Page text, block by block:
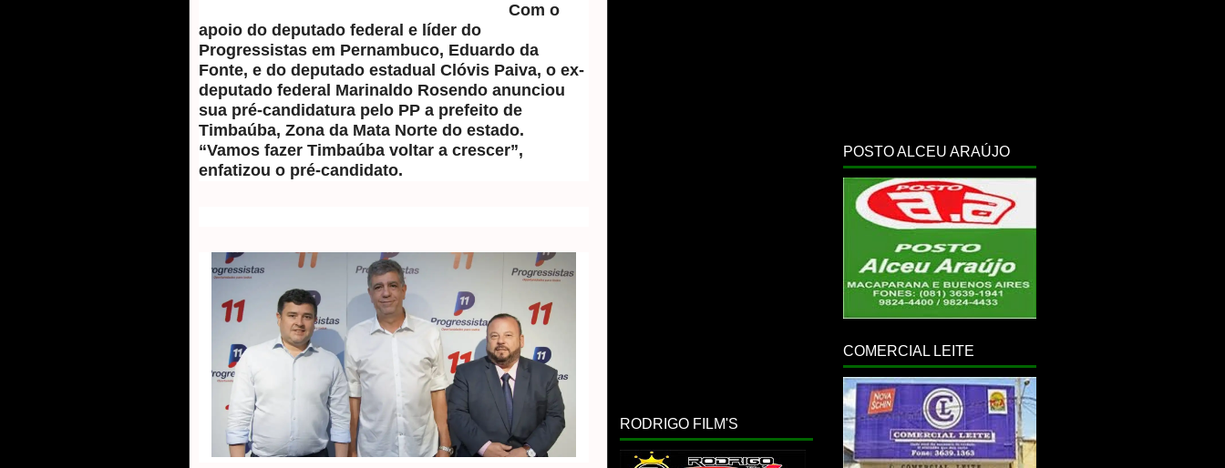
Com o
apoio do deputado federal e líder do
Progressistas em Pernambuco, Eduardo da
Fonte, e do deputado estadual Clóvis Paiva, o ex-
deputado federal Marinaldo Rosendo anunciou
sua pré-candidatura pelo PP a prefeito de
Timbaúba, Zona da Mata Norte do estado.
“Vamos fazer Timbaúba voltar a crescer”,
enfatizou o pré-candidato.
RODRIGO FILM'S
POSTO ALCEU ARAÚJO
COMERCIAL LEITE